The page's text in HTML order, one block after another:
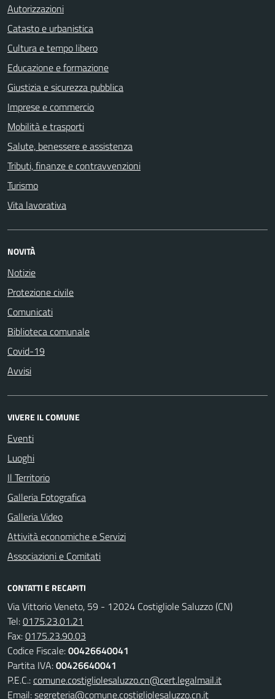
Autorizzazioni
Catasto e urbanistica
Cultura e tempo libero
Educazione e formazione
Giustizia e sicurezza pubblica
Imprese e commercio
Mobilità e trasporti
Salute, benessere e assistenza
Tributi, finanze e contravvenzioni
Turismo
Vita lavorativa
NOVITÀ
Notizie
Protezione civile
Comunicati
Biblioteca comunale
Covid-19
Avvisi
VIVERE IL COMUNE
Eventi
Luoghi
Il Territorio
Galleria Fotografica
Galleria Video
Attività economiche e Servizi
Associazioni e Comitati
CONTATTI E RECAPITI
Via Vittorio Veneto, 59 - 12024 Costigliole Saluzzo (CN)
Tel:0175.23.01.21
Fax:0175.23.90.03
Codice Fiscale:00426640041
Partita IVA:00426640041
P.E.C.:comune.costigliolesaluzzo.cn@cert.legalmail.it
Email:segreteria@comune.costigliolesaluzzo.cn.it